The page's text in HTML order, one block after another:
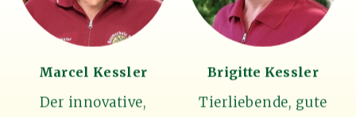
Marcel Kessler
Der innovative,
Brigitte Kessler
Tierliebende, gute